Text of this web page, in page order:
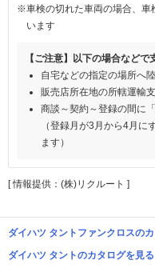
※車検の切れた車両の場合、車
います
【ご注意】以下の場合など
自宅などの指定の場所へ
販売店所在地の所轄運輸
商談～契約～登録の間に
（登録月が3月から4月に
ます）
[ 情報提供：(株)リクルート ]
ダイハツ タントファンクロスの
ダイハツ タントのカタログを見る